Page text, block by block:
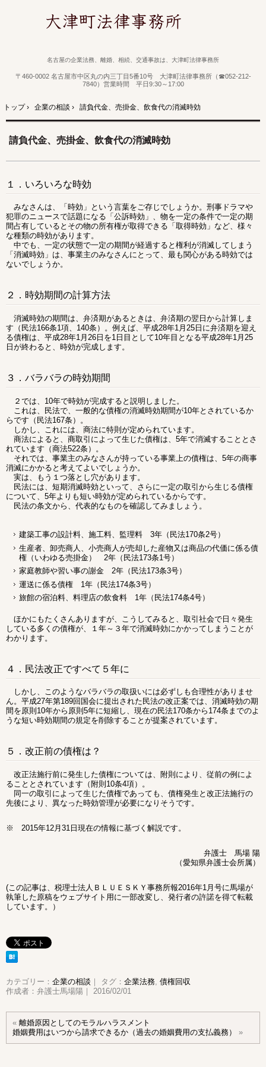
名古屋の企業法務、離婚、相続、交通事故は、大津町法律事務所
〒460-0002 名古屋市中区丸の内三丁目5番10号 大津町法律事務所（☎052-212-
7840）営業時間 平日9:30～17:00
トップ› 企業の相談 › 請負代金、売掛金、飲食代の消滅時効
請負代金、売掛金、飲食代の消滅時効
１．いろいろな時効
みなさんは、「時効」という言葉をご存じでしょうか。刑事ドラマや
犯罪のニュースで話題になる「公訴時効」、物を一定の条件で一定の期
間占有しているとその物の所有権が取得できる「取得時効」など、様々
な種類の時効があります。
中でも、一定の状態で一定の期間が経過すると権利が消滅してしまう
「消滅時効」は、事業主のみなさんにとって、最も関心がある時効では
ないでしょうか。
２．時効期間の計算方法
消滅時効の期間は、弁済期があるときは、弁済期の翌日から計算しま
す（民法166条1項、140条）。例えば、平成28年1月25日に弁済期を迎え
る債権は、平成28年1月26日を1日目として10年目となる平成28年1月25
日が終わると、時効が完成します。
３．バラバラの時効期間
２では、10年で時効が完成すると説明しました。
これは、民法で、一般的な債権の消滅時効期間が10年とされているか
らです（民法167条）。
しかし、これには、商法に特則が定められています。
商法によると、商取引によって生じた債権は、5年で消滅することとさ
れています（商法522条）。
それでは、事業主のみなさんが持っている事業上の債権は、5年の商事
消滅にかかると考えてよいでしょうか。
実は、もう１つ落とし穴があります。
民法には、短期消滅時効といって、さらに一定の取引から生じる債権
について、5年よりも短い時効が定められているからです。
民法の条文から、代表的なものを確認してみましょう。
建築工事の設計料、施工料、監理料 3年（民法170条2号）
生産者、卸売商人、小売商人が売却した産物又は商品の代価に係る債
権（いわゆる売掛金） 2年（民法173条1号）
家庭教師や習い事の謝金 2年（民法173条3号）
運送に係る債権 1年（民法174条3号）
旅館の宿泊料、料理店の飲食料 1年（民法174条4号）
ほかにもたくさんありますが、こうしてみると、取引社会で日々発生
している多くの債権が、１年～３年で消滅時効にかかってしまうことが
わかります。
４．民法改正ですべて５年に
しかし、このようなバラバラの取扱いには必ずしも合理性がありませ
ん。平成27年第189回国会に提出された民法の改正案では、消滅時効の期
間を原則10年から原則5年に短縮し、現在の民法170条から174条までのよ
うな短い時効期間の規定を削除することが提案されています。
５．改正前の債権は？
改正法施行前に発生した債権については、附則により、従前の例によ
ることとされています（附則10条4項）。
同一の取引によって生じた債権であっても、債権発生と改正法施行の
先後により、異なった時効管理が必要になりそうです。
※ 2015年12月31日現在の情報に基づく解説です。
弁護士 馬場 陽
（愛知県弁護士会所属）
(この記事は、税理士法人ＢＬＵＥＳＫＹ事務所報2016年1月号に馬場が
執筆した原稿をウェブサイト用に一部改変し、発行者の許諾を得て転載
しています。）
カテゴリー： 企業の相談 ｜ タグ： 企業法務 債権回収
作成者：弁護士馬場陽｜ 2016/02/01
« 離婚原因としてのモラルハラスメント
婚姻費用はいつから請求できるか（過去の婚姻費用の支払義務）
»